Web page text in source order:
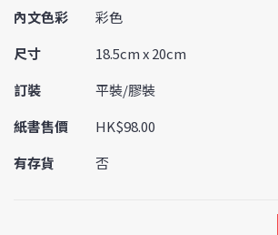
內文色彩
彩色
尺寸
18.5cm x 20cm
訂裝
平裝/膠裝
紙書售價
HK$98.00
有存貨
否